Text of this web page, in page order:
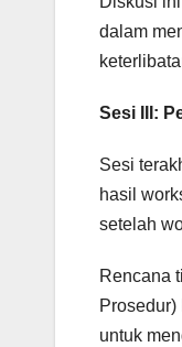
dalam
Sesi III:
Sesi
hasil
setelah
Rencana
untuk